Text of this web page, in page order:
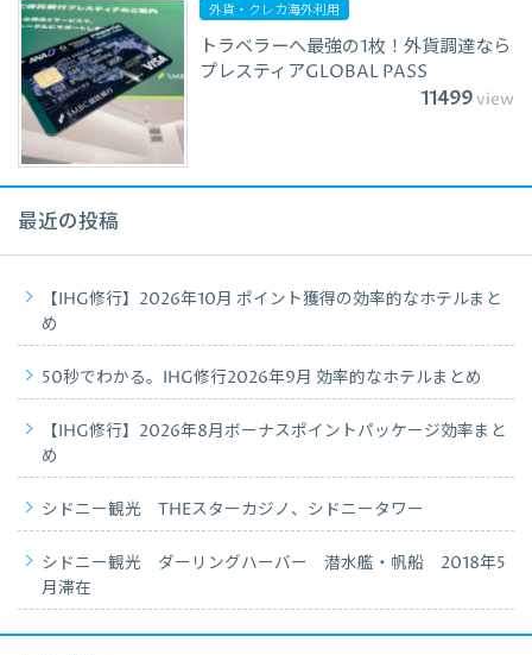
外貨・クレカ海外利用
トラベラーへ最強の1枚！外貨調達なら
プレスティアGLOBAL PASS
11499view
最近の投稿
【IHG修行】2026年10月 ポイント獲得の効率的なホテルまと
め
50秒でわかる。IHG修行2026年9月 効率的なホテルまとめ
【IHG修行】2026年8月ボーナスポイントパッケージ効率まと
め
シドニー観光 THEスターカジノ、シドニータワー
シドニー観光 ダーリングハーバー 潜水艦・帆船 2018年5
月滞在